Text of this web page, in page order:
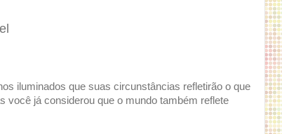
iluminados que suas circunstâncias refletirão o que
você já considerou que o mundo também reflete